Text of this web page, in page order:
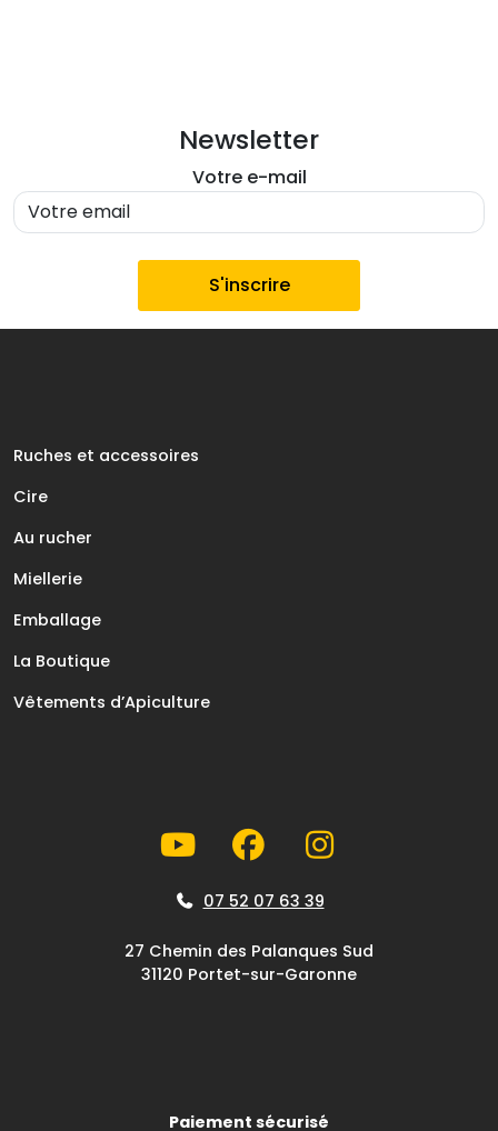
Newsletter
Votre e-mail
Ruches et accessoires
Cire
Au rucher
Miellerie
Emballage
La Boutique
Vêtements d’Apiculture
07 52 07 63 39
27 Chemin des Palanques Sud
31120 Portet-sur-Garonne
Paiement sécurisé